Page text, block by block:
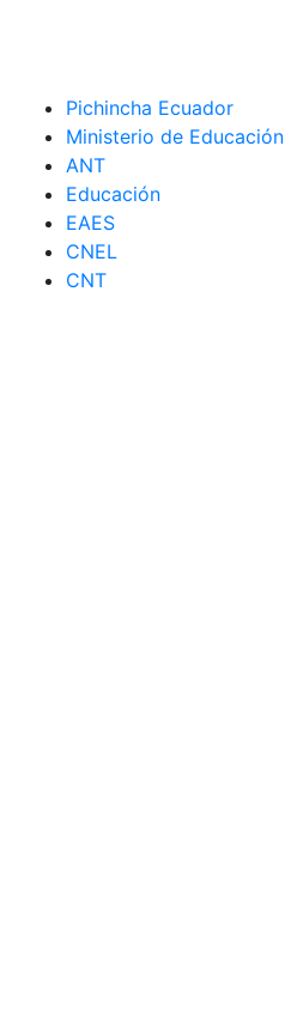
Pichincha Ecuador
Ministerio de Educación
ANT
Educación
EAES
CNEL
CNT